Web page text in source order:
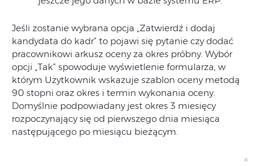
Jeśli zostanie wybrana opcja „Zatwierdź i dodaj
kandydata do kadr” to pojawi się pytanie czy dodać
pracownikowi arkusz oceny za okres próbny. Wybór
opcji „Tak” spowoduje wyświetlenie formularza, w
którym Użytkownik wskazuje szablon oceny metodą
90 stopni oraz okres i termin wykonania oceny.
Domyślnie podpowiadany jest okres 3 miesięcy
rozpoczynający się od pierwszego dnia miesiąca
następującego po miesiącu bieżącym.